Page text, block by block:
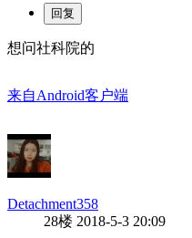
想问社科院的
来自Android客户端
Detachment358
28楼 2018-5-3 20:09